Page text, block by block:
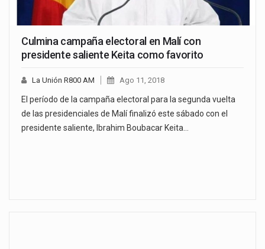
Culmina campaña electoral en Malí con
presidente saliente Keita como favorito
La Unión R800 AM Ago 11, 2018
El período de la campaña electoral para la segunda vuelta
de las presidenciales de Malí finalizó este sábado con el
presidente saliente, Ibrahim Boubacar Keita…